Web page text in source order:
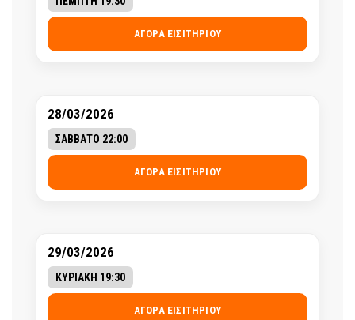
ΑΓΟΡΆ ΕΙΣΙΤΗΡΊΟΥ
28/03/2026
ΣΑΒΒΑΤΟ 22:00
ΑΓΟΡΆ ΕΙΣΙΤΗΡΊΟΥ
29/03/2026
ΚΥΡΙΑΚΗ 19:30
ΑΓΟΡΆ ΕΙΣΙΤΗΡΊΟΥ